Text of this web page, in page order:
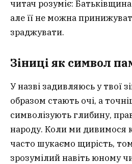
читач розуміє:
але її не можна
зраджувати.
Зіниці як символ
У назві задивляюсь у твої
образом стають очі, а
символізують глибину,
народу. Коли ми дивимося
часто шукаємо щирість,
зрозумілий навіть юному